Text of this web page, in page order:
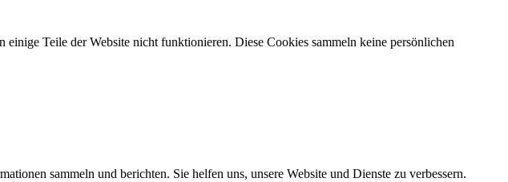
Teile der Website nicht funktionieren. Diese Cookies sammeln keine persönlichen
sammeln und berichten. Sie helfen uns, unsere Website und Dienste zu verbessern.